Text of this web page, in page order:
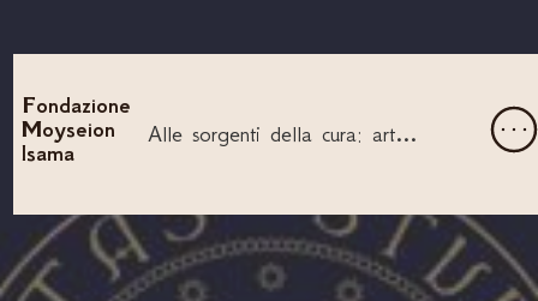
Fondazione
Moyseion
Isama
Alle sorgenti della cura: arte, ritualità e pratiche terapeutiche nel mondo antico